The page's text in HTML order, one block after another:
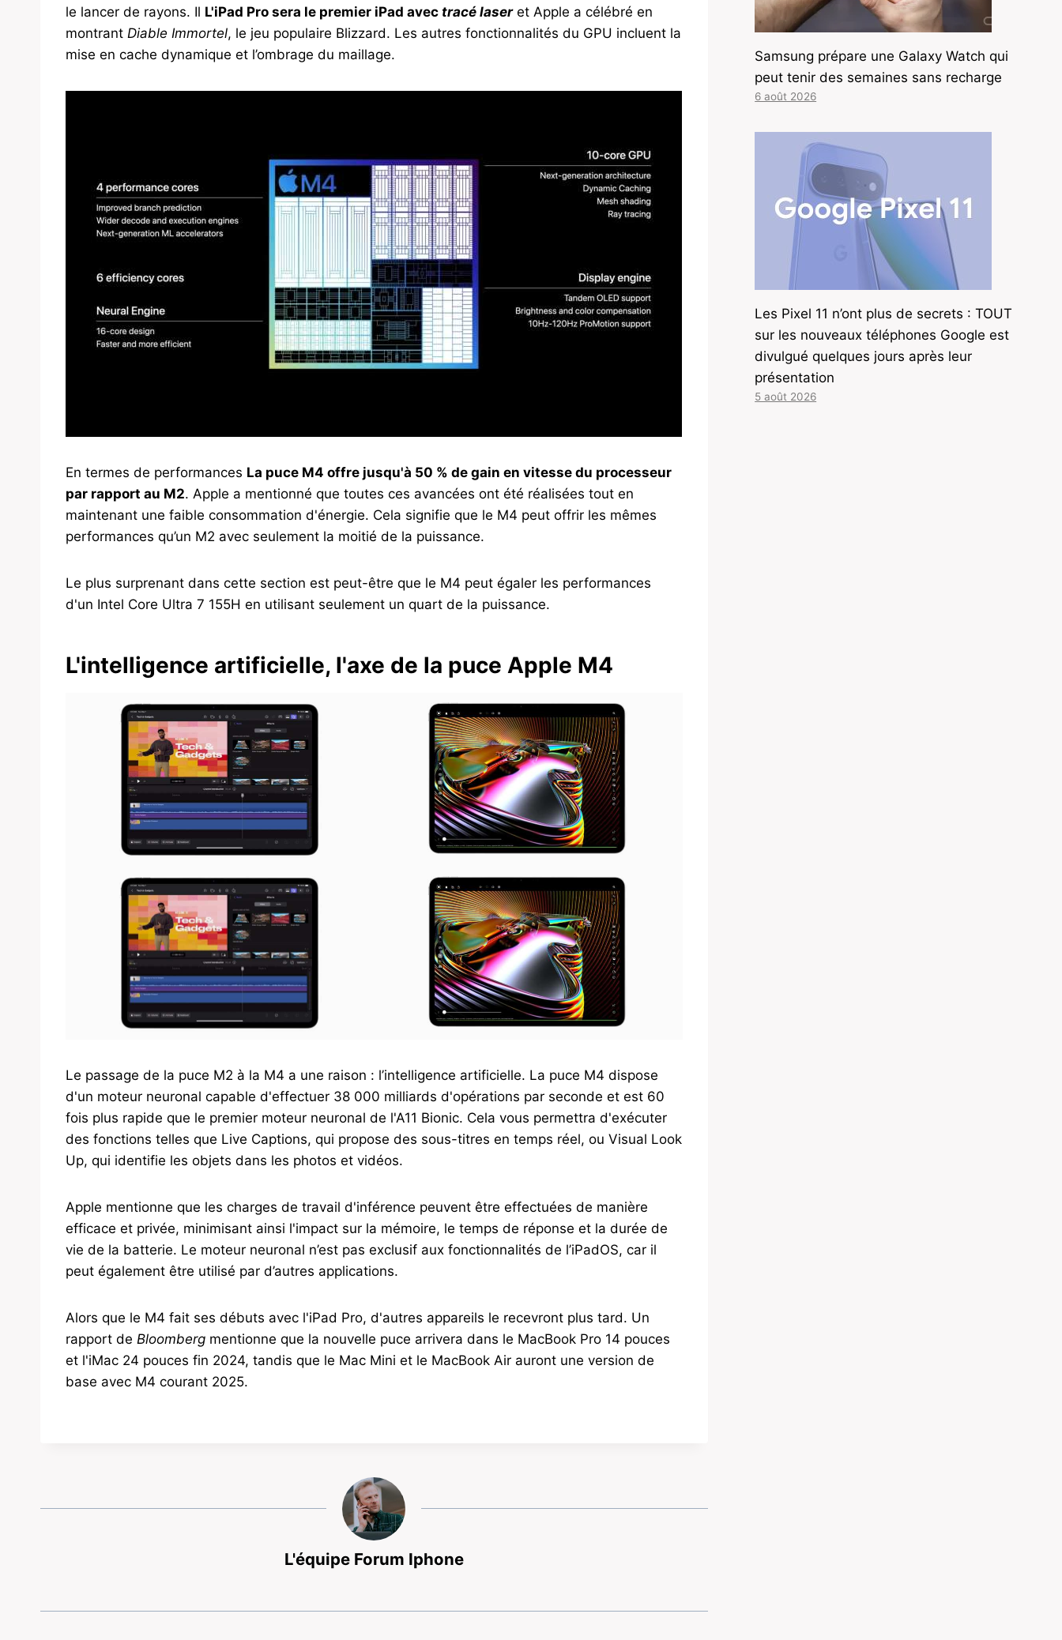
le lancer de rayons. Il L'iPad Pro sera le premier iPad avec tracé laseret Apple a célébré en
montrant Diable Immortel, le jeu populaire Blizzard. Les autres fonctionnalités du GPU incluent la
mise en cache dynamique et l’ombrage du maillage.
En termes de performances La puce M4 offre jusqu'à 50 % de gain en vitesse du processeur
par rapport au M2. Apple a mentionné que toutes ces avancées ont été réalisées tout en
maintenant une faible consommation d'énergie. Cela signifie que le M4 peut offrir les mêmes
performances qu’un M2 avec seulement la moitié de la puissance.
Le plus surprenant dans cette section est peut-être que le M4 peut égaler les performances
d'un Intel Core Ultra 7 155H en utilisant seulement un quart de la puissance.
L'intelligence artificielle, l'axe de la puce Apple M4
Le passage de la puce M2 à la M4 a une raison : l’intelligence artificielle. La puce M4 dispose
d'un moteur neuronal capable d'effectuer 38 000 milliards d'opérations par seconde et est 60
fois plus rapide que le premier moteur neuronal de l'A11 Bionic. Cela vous permettra d'exécuter
des fonctions telles que Live Captions, qui propose des sous-titres en temps réel, ou Visual Look
Up, qui identifie les objets dans les photos et vidéos.
Apple mentionne que les charges de travail d'inférence peuvent être effectuées de manière
efficace et privée, minimisant ainsi l'impact sur la mémoire, le temps de réponse et la durée de
vie de la batterie. Le moteur neuronal n’est pas exclusif aux fonctionnalités de l’iPadOS, car il
peut également être utilisé par d’autres applications.
Alors que le M4 fait ses débuts avec l'iPad Pro, d'autres appareils le recevront plus tard. Un
rapport de Bloomberg mentionne que la nouvelle puce arrivera dans le MacBook Pro 14 pouces
et l'iMac 24 pouces fin 2024, tandis que le Mac Mini et le MacBook Air auront une version de
base avec M4 courant 2025.
L'équipe Forum Iphone
Samsung prépare une Galaxy Watch qui
peut tenir des semaines sans recharge
6 août 2026
Les Pixel 11 n’ont plus de secrets : TOUT
sur les nouveaux téléphones Google est
divulgué quelques jours après leur
présentation
5 août 2026